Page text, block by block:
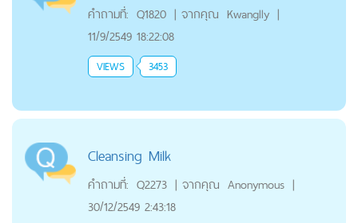
คำถามที่: Q1820 | จากคุณ Kwanglly |
11/9/2549 18:22:08
VIEWS 3453
Cleansing Milk
คำถามที่: Q2273 | จากคุณ Anonymous |
30/12/2549 2:43:18